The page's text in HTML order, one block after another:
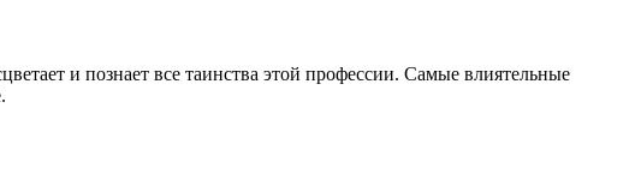
и познает все таинства этой профессии. Самые влиятельные